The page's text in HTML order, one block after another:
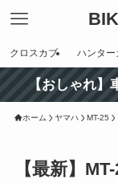
クロスカブ ハンター
【おしゃれ
ホーム ヤマハ MT-25
【最新】